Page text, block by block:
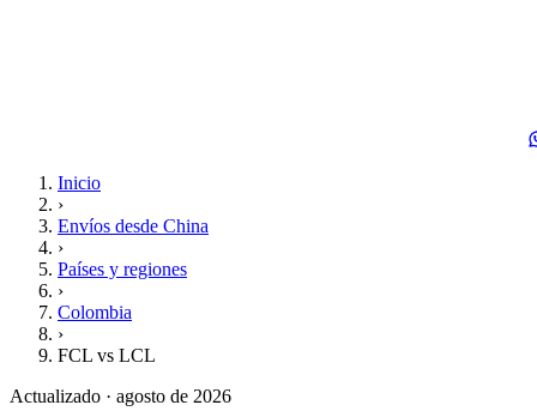
Inicio
›
Envíos desde China
›
Países y regiones
›
Colombia
›
FCL vs LCL
Actualizado · agosto de 2026